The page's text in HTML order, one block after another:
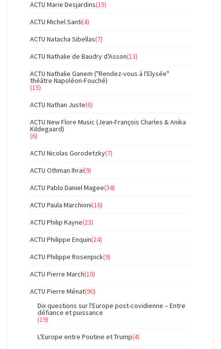
ACTU Marie Desjardins(15)
ACTU Michel Santi(4)
ACTU Natacha Sibellas(7)
ACTU Nathalie de Baudry d'Asson(13)
ACTU Nathalie Ganem ("Rendez-vous à l'Elysée"
théâtre Napoléon-Fouché)
(15)
ACTU Nathan Juste(6)
ACTU New Flore Music (Jean-François Charles & Anika
Kildegaard)
(6)
ACTU Nicolas Gorodetzky(7)
ACTU Othman Ihraï(9)
ACTU Pablo Daniel Magee(34)
ACTU Paula Marchioni(16)
ACTU Philip Kayne(23)
ACTU Philippe Enquin(24)
ACTU Philippe Rosenpick(9)
ACTU Pierre March(10)
ACTU Pierre Ménat(90)
Dix questions sur l'Europe post-covidienne – Entre
défiance et puissance
(19)
L'Europe entre Poutine et Trump(4)